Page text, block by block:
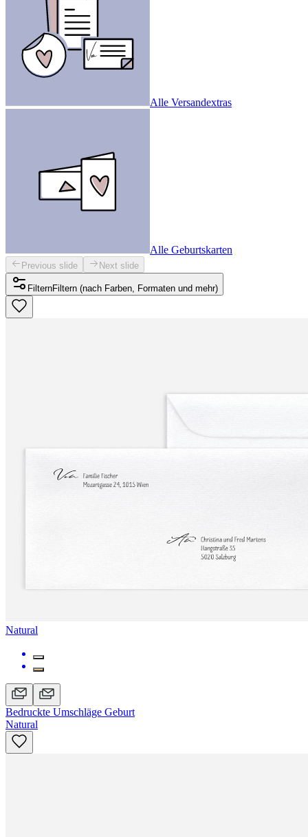
Alle Versandextras
Alle Geburtskarten
Previous slide Next slide
FilternFiltern (nach Farben, Formaten und mehr)
Natural
Bedruckte Umschläge Geburt
Natural